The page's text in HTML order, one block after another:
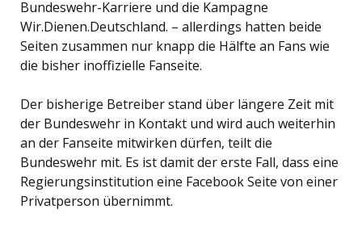
Bundeswehr-Karriere und die Kampagne
Wir.Dienen.Deutschland. – allerdings hatten beide
Seiten zusammen nur knapp die Hälfte an Fans wie
die bisher inoffizielle Fanseite.
Der bisherige Betreiber stand über längere Zeit mit
der Bundeswehr in Kontakt und wird auch weiterhin
an der Fanseite mitwirken dürfen, teilt die
Bundeswehr mit. Es ist damit der erste Fall, dass eine
Regierungsinstitution eine Facebook Seite von einer
Privatperson übernimmt.